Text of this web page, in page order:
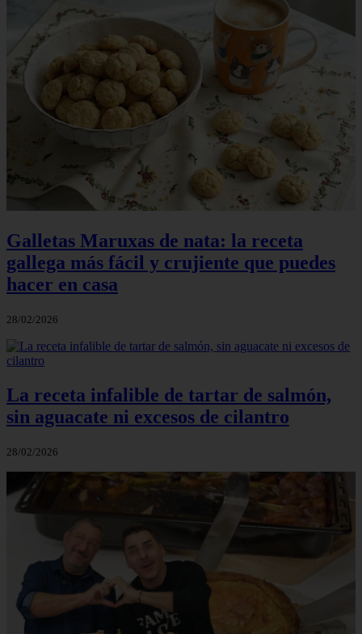
Galletas Maruxas de nata: la receta
gallega más fácil y crujiente que puedes
hacer en casa
28/02/2026
La receta infalible de tartar de salmón,
sin aguacate ni excesos de cilantro
28/02/2026